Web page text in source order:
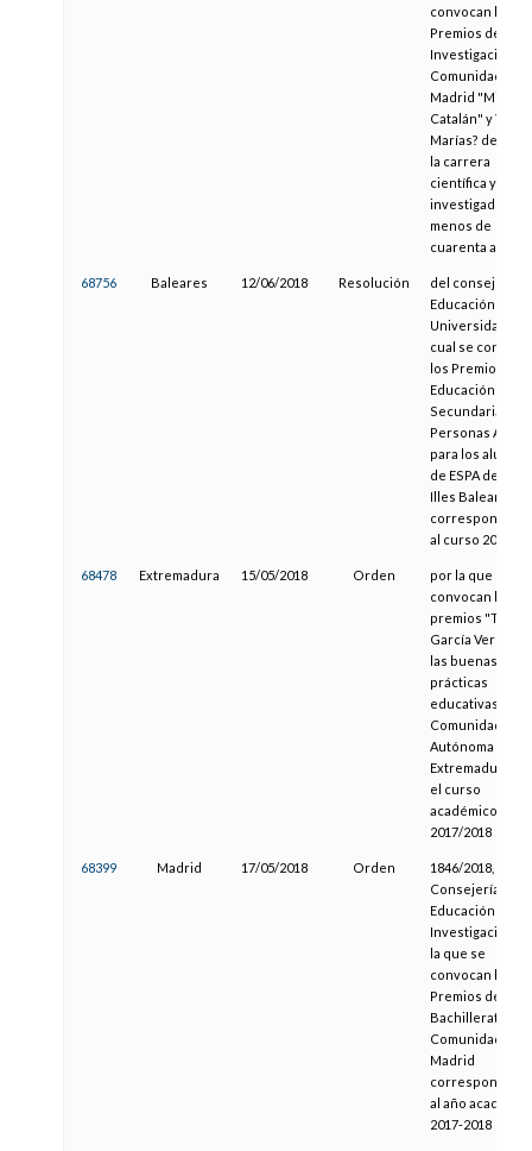
convocan los
Premios de
Investigación
Comunidad de
Madrid "Miguel
Catalán" y
Marías? de 2018
la carrera
científica y a
investigadores
menos de
cuarenta años
68756 Baleares 12/06/2018 Resolución
del consejero
Educación y
Universidad
cual se
los Premios de
Educación
Secundaria para
Personas
para los
de ESPA de las
Illes Balears
al curso 2017-
68478 Extremadura 15/05/2018 Orden
por la que se
convocan los
premios "Tomás
García Verdejo"
las buenas
prácticas
educativas en la
Comunidad
Autónoma de
Extremadura
el curso
académico
2017/2018
68399 Madrid 17/05/2018 Orden
1846/2018, de la
Consejería de
Educación e
Investigación,
la que se
convocan los
Premios de
Bachillerato de
Comunidad de
Madrid
al año
2017-2018